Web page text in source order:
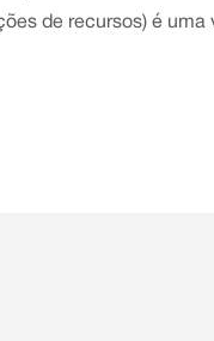
de recursos) é